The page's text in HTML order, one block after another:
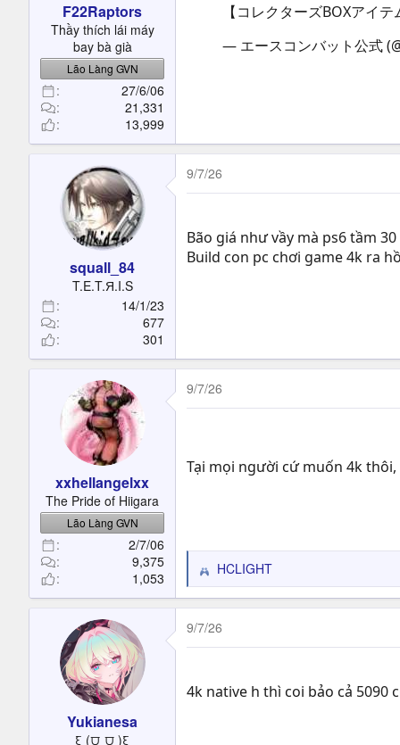
F22Raptors
Thầy thích lái máy
bay bà già
Lão Làng GVN
27/6/06
21,331
13,999
【コレクターズBOXアイ
— エースコンバット公式
squall_84
T.E.T.Я.I.S
14/1/23
677
301
9/7/26
Bão giá như vầy mà ps6 tầm
Build con pc chơi game 4k ra
xxhellangelxx
The Pride of Hiigara
Lão Làng GVN
2/7/06
9,375
1,053
9/7/26
Tại mọi người cứ muốn 4k
R
e
a
c
t
n
HCLIGHT
Yukianesa
ξ (⩌‸⩌ )ξ
9/7/26
4k native h thì coi bảo cả 5090